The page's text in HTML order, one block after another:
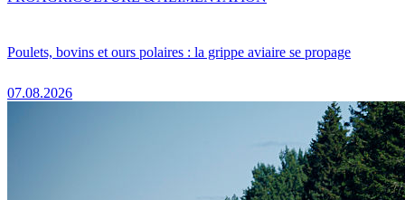
Poulets, bovins et ours polaires : la grippe aviaire se propage
07.08.2026